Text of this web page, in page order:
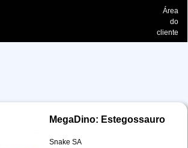
Área
do
cliente
MegaDino: Estegossauro
Snake SA